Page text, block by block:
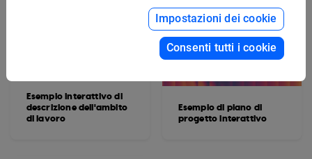
Esempio interattivo di
descrizione dell'ambito
di lavoro
Esempio di piano di
progetto interattivo
Impostazioni dei cookie
Consenti tutti i cookie